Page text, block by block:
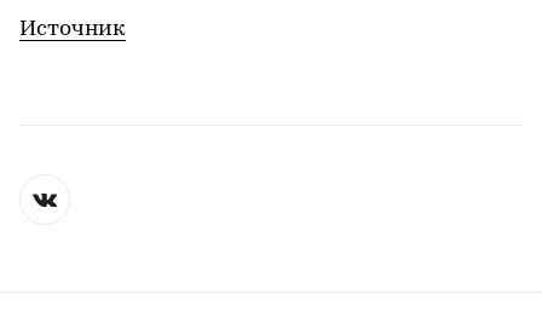
Источник